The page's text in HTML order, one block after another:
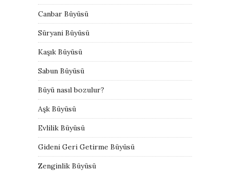
Canbar Büyüsü
Süryani Büyüsü
Kaşık Büyüsü
Sabun Büyüsü
Büyü nasıl bozulur?
Aşk Büyüsü
Evlilik Büyüsü
Gideni Geri Getirme Büyüsü
Zenginlik Büyüsü